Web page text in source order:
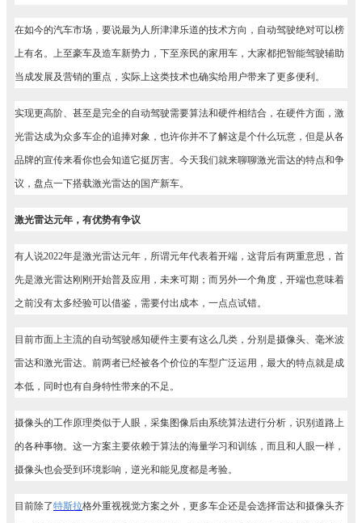
在如今的汽车市场，要说最为人所津津乐道的技术方向，自动驾驶绝对可以榜
上有名。上至豪车及造车新势力，下至亲民的家用车，大家都把智能驾驶辅助
当成发展及营销的重点，实际上这类技术也确实给用户带来了更多便利。
实现更高阶、甚至是完全的自动驾驶需要算法和硬件相结合，在硬件方面，激
光雷达成为众多车企的追捧对象，也许你并不了解这是个什么玩意，但是从各
品牌的宣传来看你也会知道它挺厉害。今天我们就来聊聊激光雷达的特点和争
议，盘点一下搭载激光雷达的国产新车。
激光雷达元年，有优势有争议
有人说2022年是激光雷达元年，所谓元年代表着开端，这背后有两重意思，首
先是激光雷达刚刚开始普及应用，未来可期；而另外一个角度，开端也意味着
之前没有太多经验可以借鉴，需要付出成本，一点点试错。
目前市面上主流的自动驾驶感知硬件主要有这么几类，分别是摄像头、毫米波
雷达和激光雷达。前两者已经被各个价位的车型广泛运用，最大的特点就是成
本低，同时也有自身特性带来的不足。
摄像头的工作原理类似于人眼，采集图像后由系统算法进行分析，识别道路上
的各种事物。这一方案主要依赖于算法的海量学习和训练，而且和人眼一样，
摄像头也会受到环境影响，逆光和能见度都是考验。
目前除了特斯拉格外重视视觉方案之外，更多车企还是会选择雷达和摄像头齐